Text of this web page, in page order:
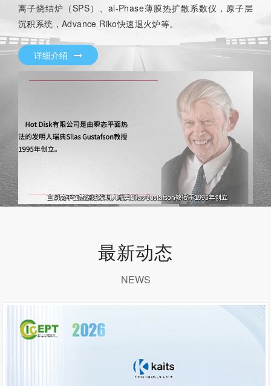
离子烧结炉（SPS）、ai-Phase薄膜热扩散系数仪，原子层
沉积系统，Advance Riko快速退火炉等。
详细介绍
最新动态
NEWS